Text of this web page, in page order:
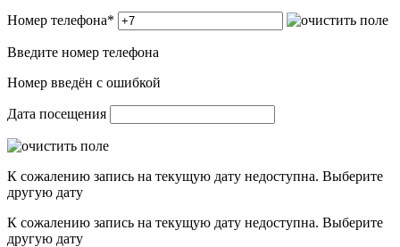
Номер телефона*
Введите номер телефона
Номер введён c ошибкой
Дата посещения
К сожалению запись на текущую дату недоступна. Выберите
другую дату
К сожалению запись на текущую дату недоступна. Выберите
другую дату